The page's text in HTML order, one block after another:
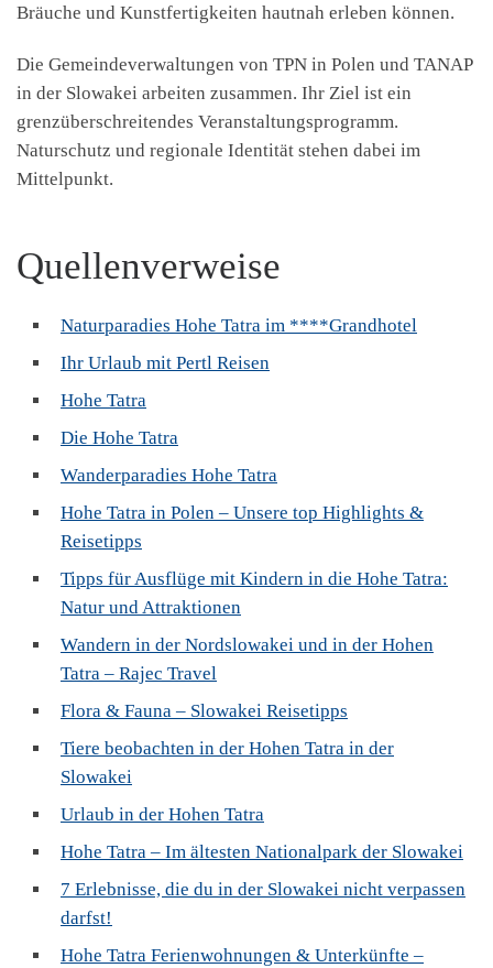
Bräuche und Kunstfertigkeiten hautnah erleben können.
Die Gemeindeverwaltungen von TPN in Polen und TANAP
in der Slowakei arbeiten zusammen. Ihr Ziel ist ein
grenzüberschreitendes Veranstaltungsprogramm.
Naturschutz und regionale Identität stehen dabei im
Mittelpunkt.
Quellenverweise
Naturparadies Hohe Tatra im ****Grandhotel
Ihr Urlaub mit Pertl Reisen
Hohe Tatra
Die Hohe Tatra
Wanderparadies Hohe Tatra
Hohe Tatra in Polen – Unsere top Highlights &
Reisetipps
Tipps für Ausflüge mit Kindern in die Hohe Tatra:
Natur und Attraktionen
Wandern in der Nordslowakei und in der Hohen
Tatra – Rajec Travel
Flora & Fauna – Slowakei Reisetipps
Tiere beobachten in der Hohen Tatra in der
Slowakei
Urlaub in der Hohen Tatra
Hohe Tatra – Im ältesten Nationalpark der Slowakei
7 Erlebnisse, die du in der Slowakei nicht verpassen
darfst!
Hohe Tatra Ferienwohnungen & Unterkünfte –